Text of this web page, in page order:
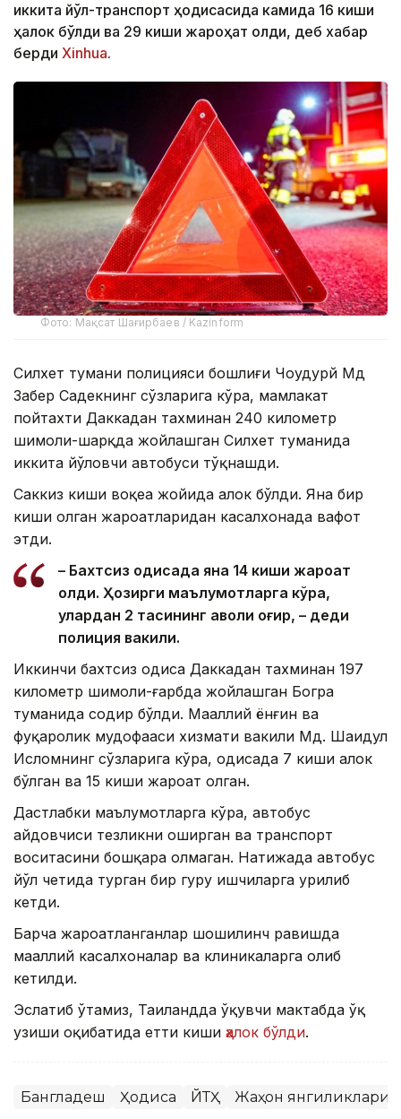
иккита йўл-транспорт ҳодисасида камида 16 киши
ҳалок бўлди ва 29 киши жароҳат олди, деб хабар
берди Xinhua.
Фото: Мақсат Шағирбаев / Kazinform
Силхет тумани полицияси бошлиғи Чоудҳурй Мд
Забер Садекнинг сўзларига кўра, мамлакат
пойтахти Даккадан тахминан 240 километр
шимоли-шарқда жойлашган Силхет туманида
иккита йўловчи автобуси тўқнашди.
Саккиз киши воқеа жойида ҳалок бўлди. Яна бир
киши олган жароҳатларидан касалхонада вафот
этди.
– Бахтсиз ҳодисада яна 14 киши жароҳат
олди. Ҳозирги маълумотларга кўра,
улардан 2 тасининг аҳволи оғир, – деди
полиция вакили.
Иккинчи бахтсиз ҳодиса Даккадан тахминан 197
километр шимоли-ғарбда жойлашган Богра
туманида содир бўлди. Маҳаллий ёнғин ва
фуқаролик мудофааси хизмати вакили Мд. Шаҳидул
Исломнинг сўзларига кўра, ҳодисада 7 киши ҳалок
бўлган ва 15 киши жароҳат олган.
Дастлабки маълумотларга кўра, автобус
ҳайдовчиси тезликни оширган ва транспорт
воситасини бошқара олмаган. Натижада автобус
йўл четида турган бир гуруҳ ишчиларга урилиб
кетди.
Барча жароҳатланганлар шошилинч равишда
маҳаллий касалхоналар ва клиникаларга олиб
кетилди.
Эслатиб ўтамиз, Таиландда ўқувчи мактабда ўқ
узиши оқибатида етти киши ҳалок бўлди.
Бангладеш Ҳодиса ЙТҲ Жаҳон янгиликлари